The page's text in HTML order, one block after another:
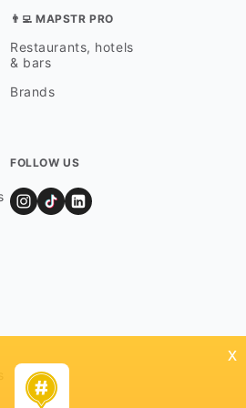
partant d'un fait div
ce documentaire d
(diffusé su
dénonce les piè
de captivité des orqu
pour les dress
2010, lors d'un spect
Dawn Branche
On découvrir
l'orque l'a scalpée et
Par peur du sca
le parc attribue
et classe vite
découvre dans le do
Tilikum n'en était pas
des côtes islanda
en captivité. Elle est
avant d'être ach
d'Orlando en 19
👨‍💻 MAPSTR PRO
Restaurants, hotels
& bars
Brands
FOLLOW US
x